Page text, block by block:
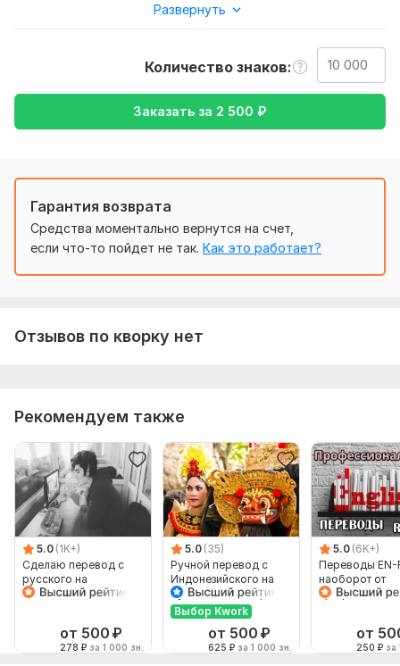
Чтобы выполнить Ваш заказ, мне потребуется от Вас
Образование и наука,Семья,
дети,
Строительство, Туризм и путешествия
Объем услуги в кворке:
Развернуть
Количество знаков
Заказать за 2 500 ₽
Гарантия возврата
Средства моментально вернутся на счет,
если что-то пойдет не так. Как это работает?
Отзывов по кворку нет
Рекомендуем также
5.0 (1K+)
Сделаю перевод с
русского на
английский и
от 500 ₽
278 ₽ за 1 000 зн.
5.0 (35)
Ручной перевод с
Индонезийского на
Русский и наоборот
Выбор Kwork
от 500 ₽
625 ₽ за 1 000 зн.
5.0 (6K+)
Переводы EN-
наоборот от
от
250 ₽ за